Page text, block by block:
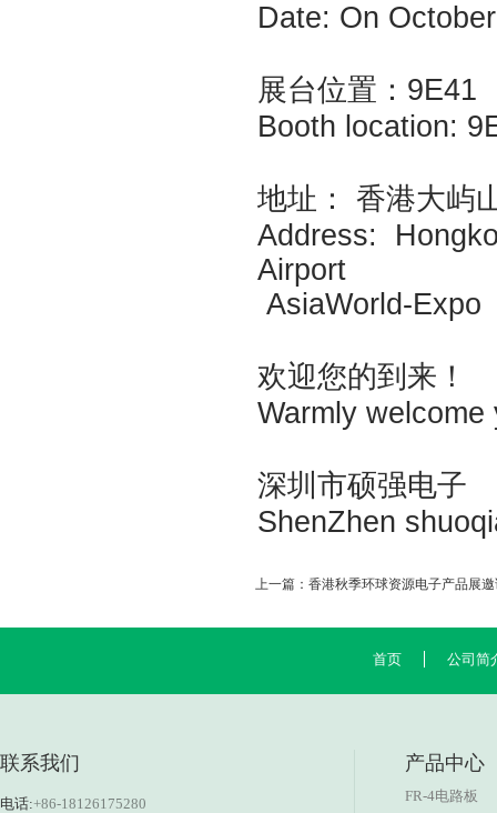
Date: On
展台位置：
Booth location:
地址： 香港大
Address:
Airport
AsiaWorld-
欢迎您的到来
Warmly
深圳市硕强电子
ShenZhen
上一篇： 香港秋季环球资源电子产品展
首页 公司简
联系我们
电话:+86-18126175280
产品中心
FR-4电路板